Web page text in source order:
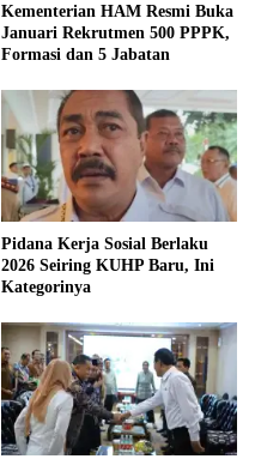
Kementerian HAM Resmi Buka
Januari Rekrutmen 500 PPPK,
Formasi dan 5 Jabatan
Pidana Kerja Sosial Berlaku
2026 Seiring KUHP Baru, Ini
Kategorinya